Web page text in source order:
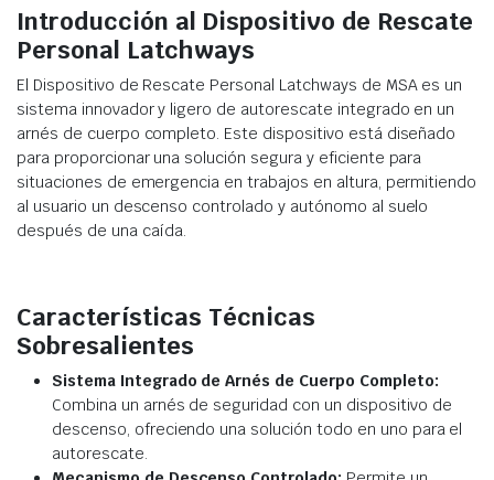
Introducción al Dispositivo de Rescate
Personal Latchways
El Dispositivo de Rescate Personal Latchways de MSA es un
sistema innovador y ligero de autorescate integrado en un
arnés de cuerpo completo. Este dispositivo está diseñado
para proporcionar una solución segura y eficiente para
situaciones de emergencia en trabajos en altura, permitiendo
al usuario un descenso controlado y autónomo al suelo
después de una caída.
Características Técnicas
Sobresalientes
Sistema Integrado de Arnés de Cuerpo Completo:
Combina un arnés de seguridad con un dispositivo de
descenso, ofreciendo una solución todo en uno para el
autorescate.